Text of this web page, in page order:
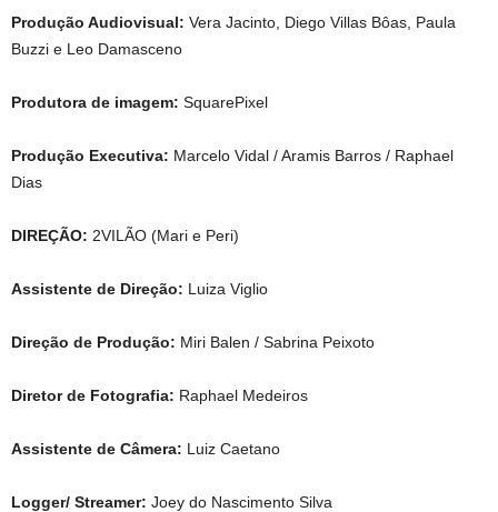
Produção Audiovisual: Vera Jacinto, Diego Villas Bôas, Paula
Buzzi e Leo Damasceno
Produtora de imagem: SquarePixel
Produção Executiva: Marcelo Vidal / Aramis Barros / Raphael
Dias
DIREÇÃO: 2VILÃO (Mari e Peri)
Assistente de Direção: Luiza Viglio
Direção de Produção: Miri Balen / Sabrina Peixoto
Diretor de Fotografia: Raphael Medeiros
Assistente de Câmera: Luiz Caetano
Logger/ Streamer: Joey do Nascimento Silva